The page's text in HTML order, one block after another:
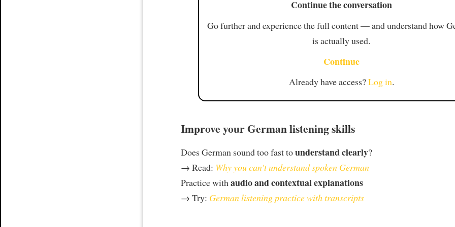
Continue the conversation
Go further and experience the full content — and understand how
is actually used.
Continue
Already have access?Log in.
Improve your German listening skills
Does German sound too fast tounderstand clearly?
→ Read: Why you can't understand spoken German
Practice with audio and contextual explanations
→ Try: German listening practice with transcripts